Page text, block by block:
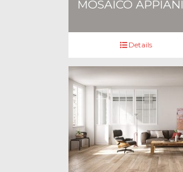
MOSAICO APPIANI
Details